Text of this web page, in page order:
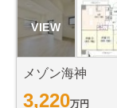
メゾン海神
3,220万円